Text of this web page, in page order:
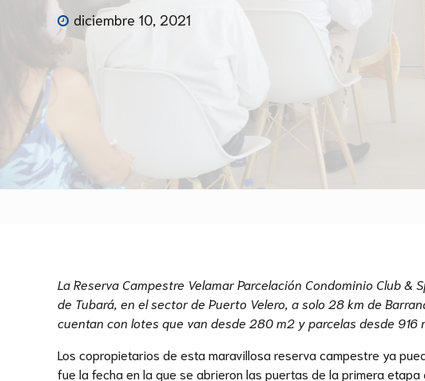
diciembre 10, 2021
La Reserva Campestre Velamar Parcelación Condominio Club
de Tubará, en el sector de Puerto Velero, a solo 28 km de
cuentan con lotes que van desde 280 m2 y parcelas desde 916
Los copropietarios de esta maravillosa reserva campestre ya
fue la fecha en la que se abrieron las puertas de la primera